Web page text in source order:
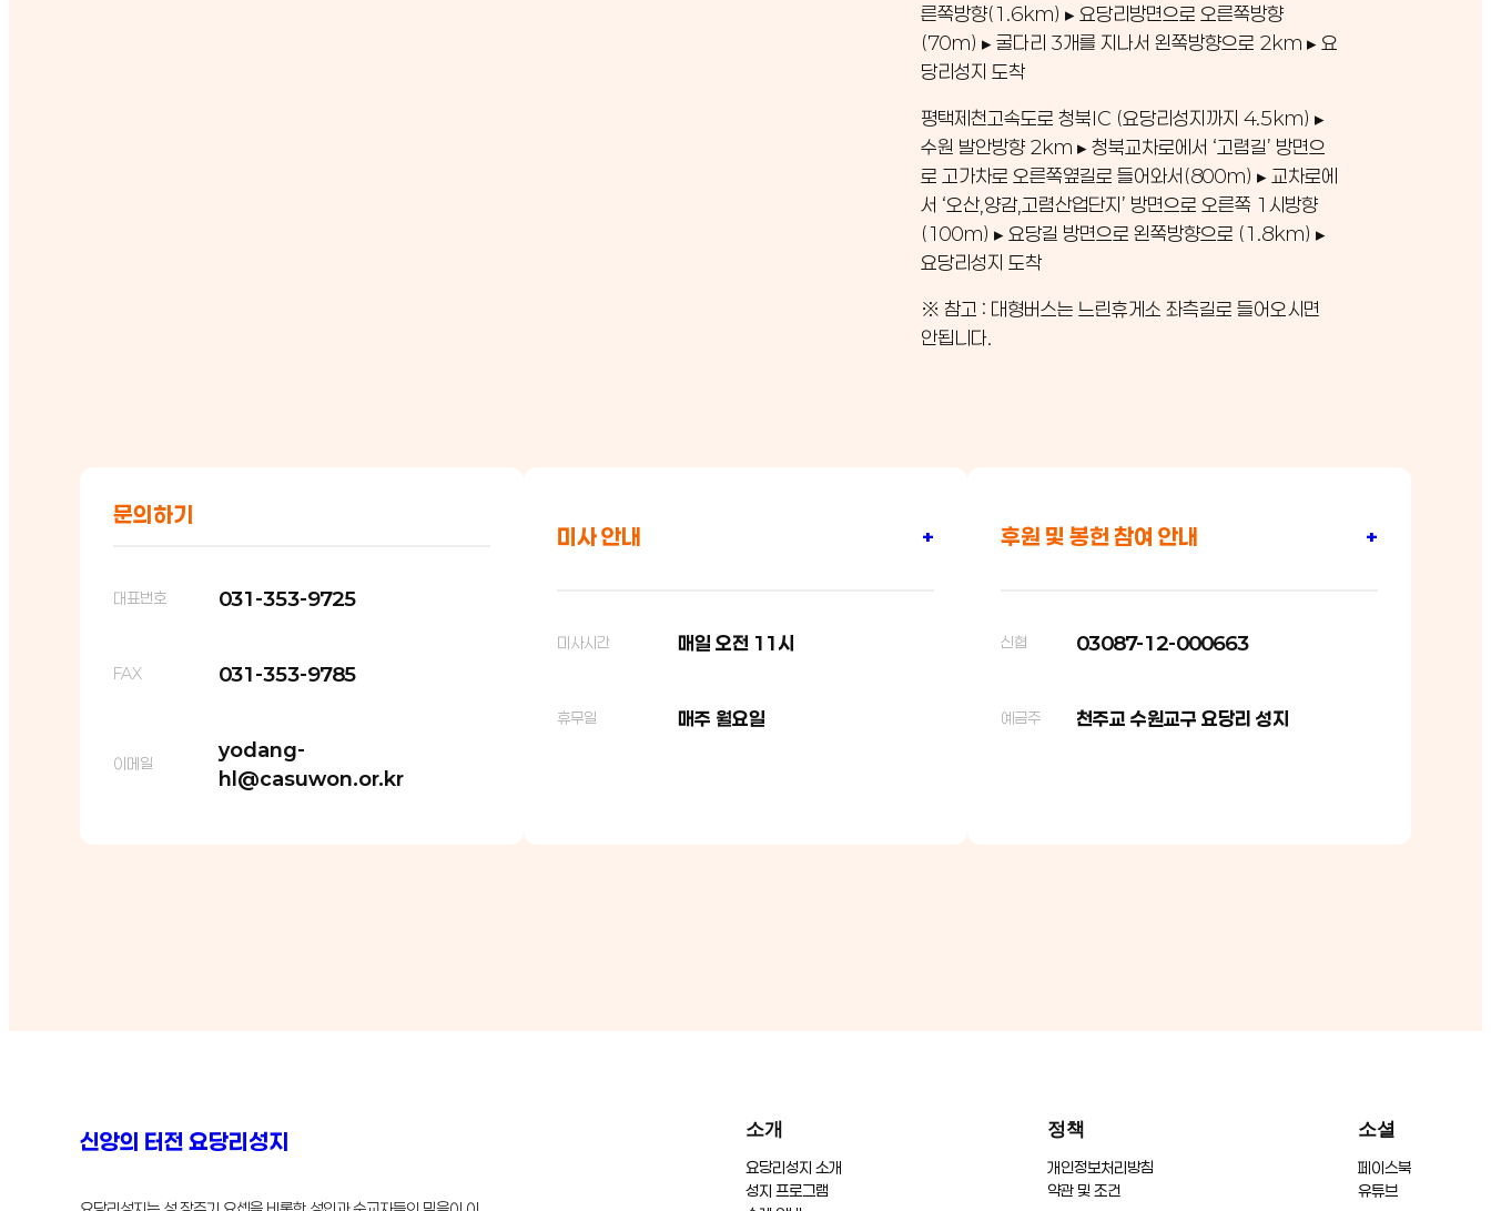
른쪽방향(1.6km) ▸ 요당리방면으로 오른쪽방향
(70m) ▸ 굴다리 3개를 지나서 왼쪽방향으로 2km ▸ 요
당리성지 도착
평택제천고속도로 청북IC (요당리성지까지 4.5km) ▸
수원 발안방향 2km ▸ 청북교차로에서 ‘고렴길’ 방면으
로 고가차로 오른쪽옆길로 들어와서(800m) ▸ 교차로에
서 ‘오산,양감,고렴산업단지’ 방면으로 오른쪽 1시방향
(100m) ▸ 요당길 방면으로 왼쪽방향으로 (1.8km) ▸
요당리성지 도착
※ 참고 : 대형버스는 느린휴게소 좌측길로 들어오시면
안됩니다.
문의하기
대표번호 031-353-9725
FAX 031-353-9785
이메일
yodang-
hl@casuwon.or.kr
미사 안내 +
미사시간 매일 오전 11시
휴무일 매주 월요일
후원 및 봉헌 참여 안내 +
신협 03087-12-000663
예금주 천주교 수원교구 요당리 성지
신앙의 터전 요당리성지 소개
요당리성지 소개
성지 프로그램
정책
개인정보처리방침
약관 및 조건
소셜
페이스북
유튜브